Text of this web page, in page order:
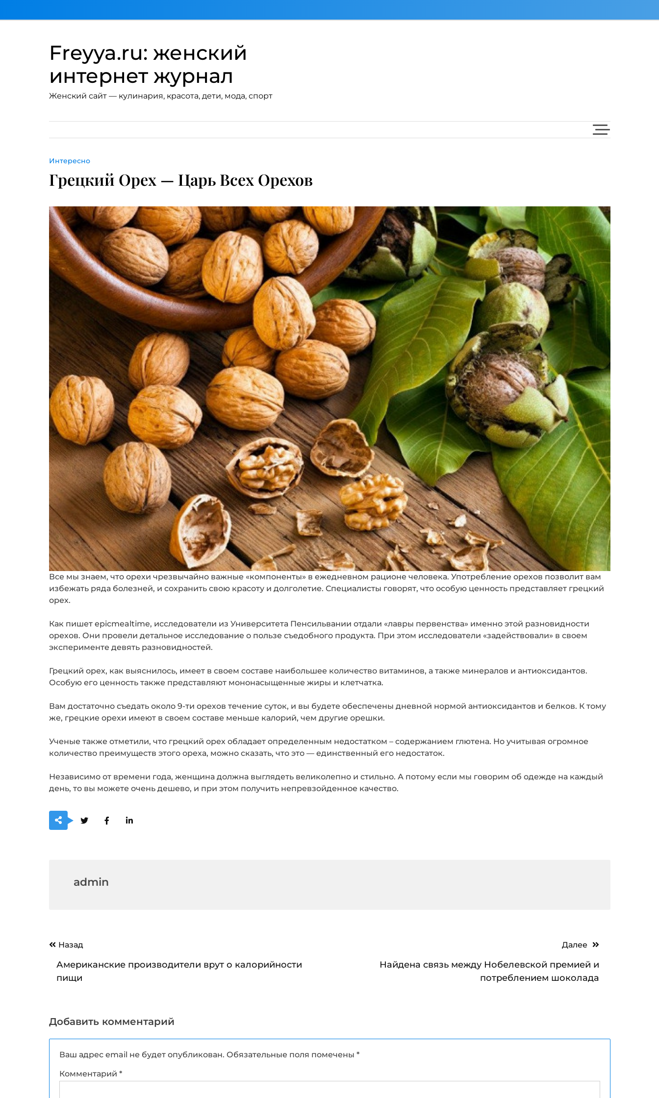
Freyya.ru: женский
интернет журнал
Женский сайт — кулинария, красота, дети, мода, спорт
Интересно
Грецкий Орех — Царь Всех Орехов
Все мы знаем, что орехи чрезвычайно важные «компоненты» в ежедневном рационе человека. Употребление орехов позволит вам
избежать ряда болезней, и сохранить свою красоту и долголетие. Специалисты говорят, что особую ценность представляет грецкий
орех.
Как пишет epicmealtime, исследователи из Университета Пенсильвании отдали «лавры первенства» именно этой разновидности
орехов. Они провели детальное исследование о пользе съедобного продукта. При этом исследователи «задействовали» в своем
эксперименте девять разновидностей.
Грецкий орех, как выяснилось, имеет в своем составе наибольшее количество витаминов, а также минералов и антиоксидантов.
Особую его ценность также представляют мононасыщенные жиры и клетчатка.
Вам достаточно съедать около 9-ти орехов течение суток, и вы будете обеспечены дневной нормой антиоксидантов и белков. К тому
же, грецкие орехи имеют в своем составе меньше калорий, чем другие орешки.
Ученые также отметили, что грецкий орех обладает определенным недостатком – содержанием глютена. Но учитывая огромное
количество преимуществ этого ореха, можно сказать, что это — единственный его недостаток.
Независимо от времени года, женщина должна выглядеть великолепно и стильно. А потому если мы говорим об одежде на каждый
день, то вы можете очень дешево, и при этом получить непревзойденное качество.
admin
Навигация
записям
Назад
Американские производители врут о калорийности
пищи
Далее
Найдена связь между Нобелевской премией и
потреблением шоколада
Добавить комментарий
Ваш адрес email не будет опубликован. Обязательные поля помечены *
Комментарий *